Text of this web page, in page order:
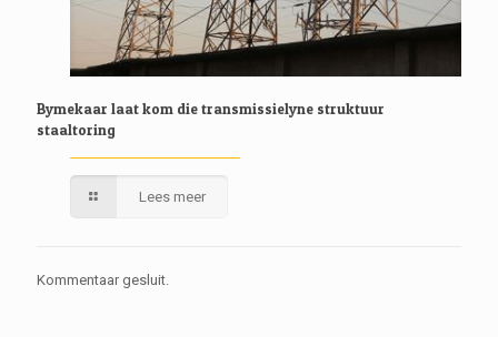
Bymekaar laat kom die transmissielyne struktuur
staaltoring
Lees meer
Kommentaar gesluit.